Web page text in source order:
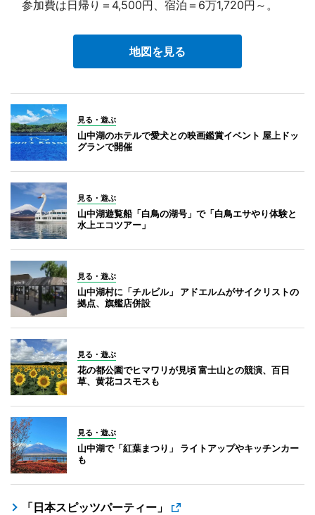
参加費は日帰り＝4,500円、宿泊＝6万1,720円～。
地図を見る
見る・遊ぶ
山中湖のホテルで愛犬との映画鑑賞イベント 屋上ドッ
グランで開催
見る・遊ぶ
山中湖遊覧船「白鳥の湖号」で「白鳥エサやり体験と
水上エコツアー」
見る・遊ぶ
山中湖村に「チルビル」 アドエルムがサイクリストの
拠点、旗艦店併設
見る・遊ぶ
花の都公園でヒマワリが見頃 富士山との競演、百日
草、黄花コスモスも
見る・遊ぶ
山中湖で「紅葉まつり」 ライトアップやキッチンカー
も
「日本スピッツパーティー」